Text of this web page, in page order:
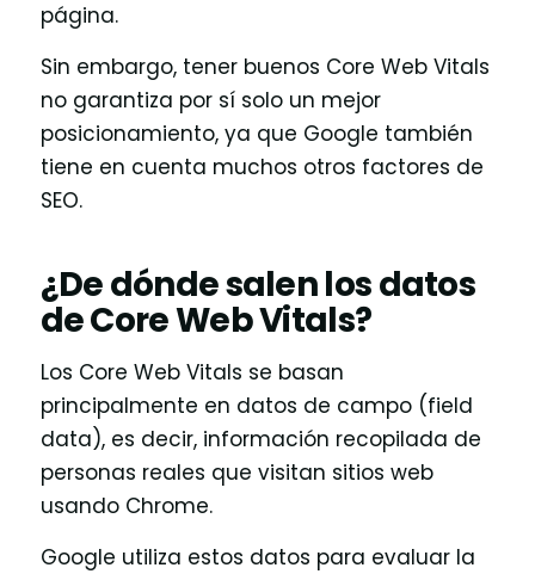
página.
Sin embargo, tener buenos Core Web Vitals
no garantiza por sí solo un mejor
posicionamiento, ya que Google también
tiene en cuenta muchos otros factores de
SEO.
¿De dónde salen los datos
de Core Web Vitals?
Los Core Web Vitals se basan
principalmente en datos de campo (field
data), es decir, información recopilada de
personas reales que visitan sitios web
usando Chrome.
Google utiliza estos datos para evaluar la